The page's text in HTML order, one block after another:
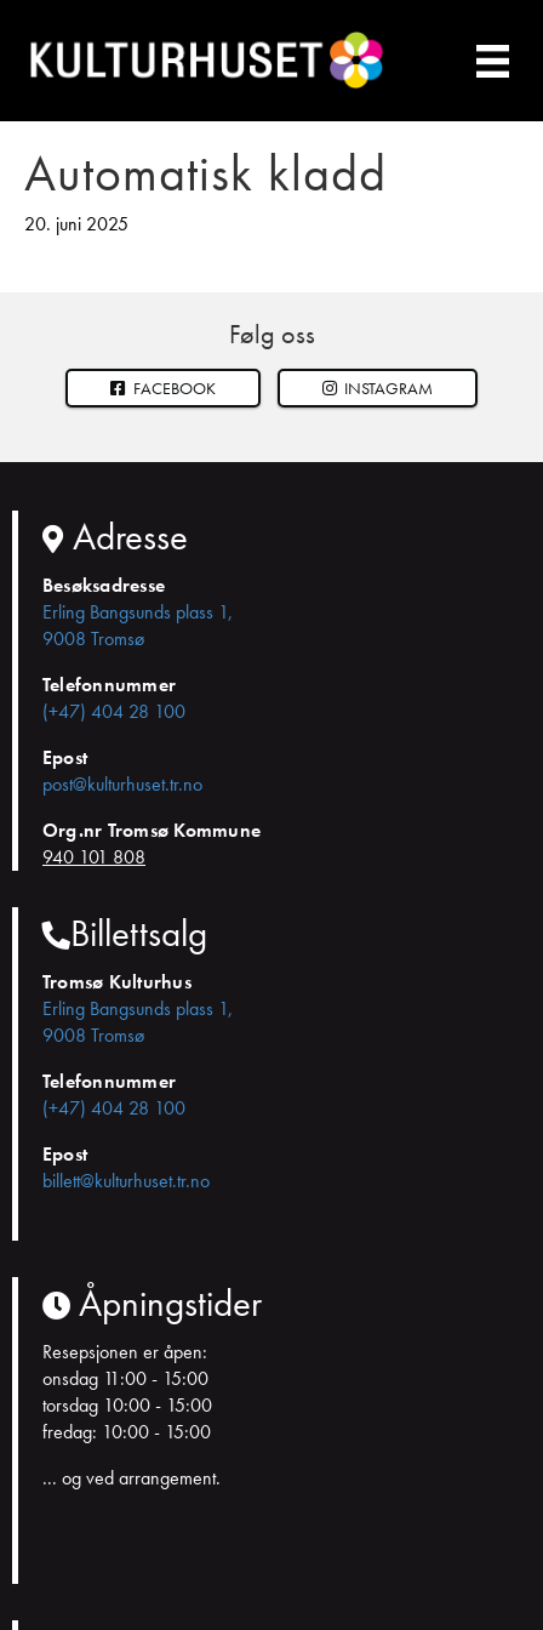
Automatisk kladd
20. juni 2025
Følg oss
FACEBOOK INSTAGRAM
Adresse
Besøksadresse
Erling Bangsunds plass 1,
9008 Tromsø
Telefonnummer
(+47) 404 28 100
Epost
post@kulturhuset.tr.no
Org.nr Tromsø Kommune
940 101 808
Billettsalg
Tromsø Kulturhus
Erling Bangsunds plass 1,
9008 Tromsø
Telefonnummer
(+47) 404 28 100
Epost
billett@kulturhuset.tr.no
Åpningstider
Resepsjonen er åpen:
onsdag 11:00 - 15:00
torsdag 10:00 - 15:00
fredag: 10:00 - 15:00
... og ved arrangement.